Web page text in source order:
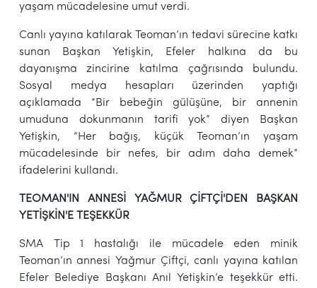
yaşam mücadelesine umut verdi.
Canlı yayına katılarak Teoman’ın tedavi sürecine katkı
sunan Başkan Yetişkin, Efeler halkına da bu
dayanışma zincirine katılma çağrısında bulundu.
Sosyal medya hesapları üzerinden yaptığı
açıklamada “Bir bebeğin gülüşüne, bir annenin
umuduna dokunmanın tarifi yok” diyen Başkan
Yetişkin, “Her bağış, küçük Teoman’ın yaşam
mücadelesinde bir nefes, bir adım daha demek”
ifadelerini kullandı.
TEOMAN'IN ANNESİ YAĞMUR ÇİFTÇİ'DEN BAŞKAN
YETİŞKİN'E TEŞEKKÜR
SMA Tip 1 hastalığı ile mücadele eden minik
Teoman’ın annesi Yağmur Çiftçi, canlı yayına katılan
Efeler Belediye Başkanı Anıl Yetişkin’e teşekkür etti.